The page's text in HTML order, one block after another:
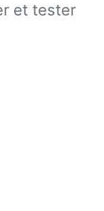
et tester